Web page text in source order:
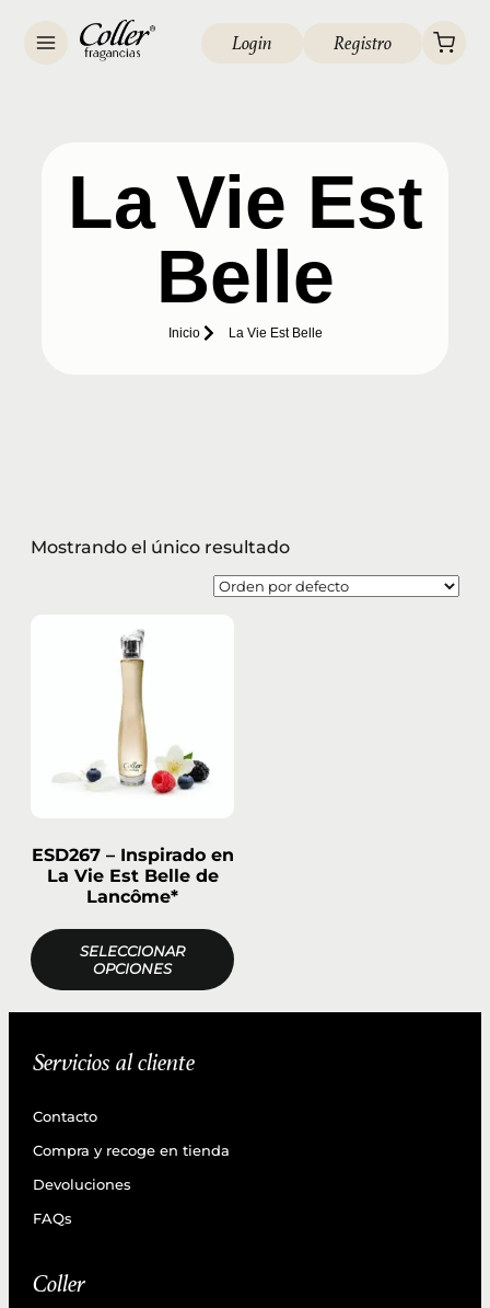
Login Registro
La Vie Est
Belle
Inicio La Vie Est Belle
Mostrando el único resultado
ESD267 – Inspirado en
La Vie Est Belle de
Lancôme*
SELECCIONAR
OPCIONES
Servicios al cliente
Contacto
Compra y recoge en tienda
Devoluciones
FAQs
Coller